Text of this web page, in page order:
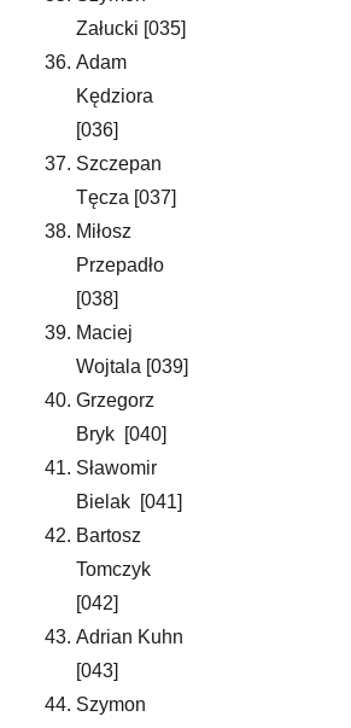
Załucki [035]
Adam
Kędziora
[036]
Szczepan
Tęcza [037]
Miłosz
Przepadło
[038]
Maciej
Wojtala [039]
Grzegorz
Bryk  [040]
Sławomir
Bielak  [041]
Bartosz
Tomczyk
[042]
Adrian Kuhn
[043]
Szymon